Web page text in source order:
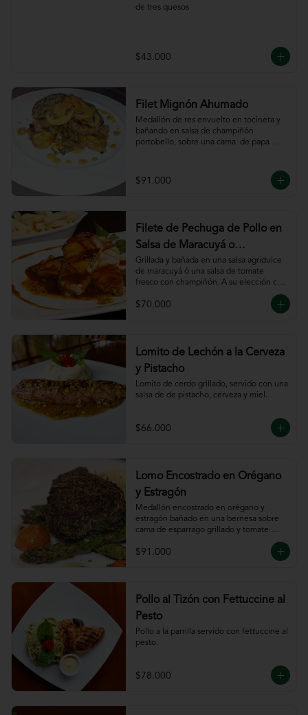
de tres quesos
$43.000
Filet Mignón Ahumado
Medallón de res envuelto en tocineta y
bañando en salsa de champiñón
portobello, sobre una cama  de papa
$91.000
Filete de Pechuga de Pollo en
Salsa de Maracuyá o
Pomodoro
Grillada y bañada en una salsa agridulce
de maracuyá ó una salsa de tomate
fresco con champiñón. A su elección con
espiral o puré.
$70.000
Lomito de Lechón a la Cerveza
y Pistacho
Lomito de cerdo grillado, servido con una
salsa de de pistacho, cerveza y miel.
$66.000
Lomo Encostrado en Orégano
y Estragón
Medallón encostrado en orégano y
estragón bañado en una bernesa sobre
cama de esparrago grillado y tomate
$91.000
Pollo al Tizón con Fettuccine al
Pesto
Pollo a la parrilla servido con fettuccine al
pesto.
$78.000